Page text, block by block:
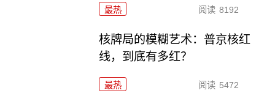
最热 阅读 8192
核牌局的模糊艺术：普京核红
线，到底有多红？
最热 阅读 5472